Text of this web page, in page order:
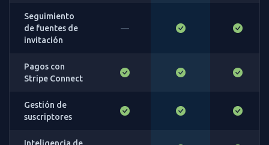
Seguimiento
de fuentes de
invitación
—
Pagos con
Stripe Connect
Gestión de
suscriptores
Inteligencia de